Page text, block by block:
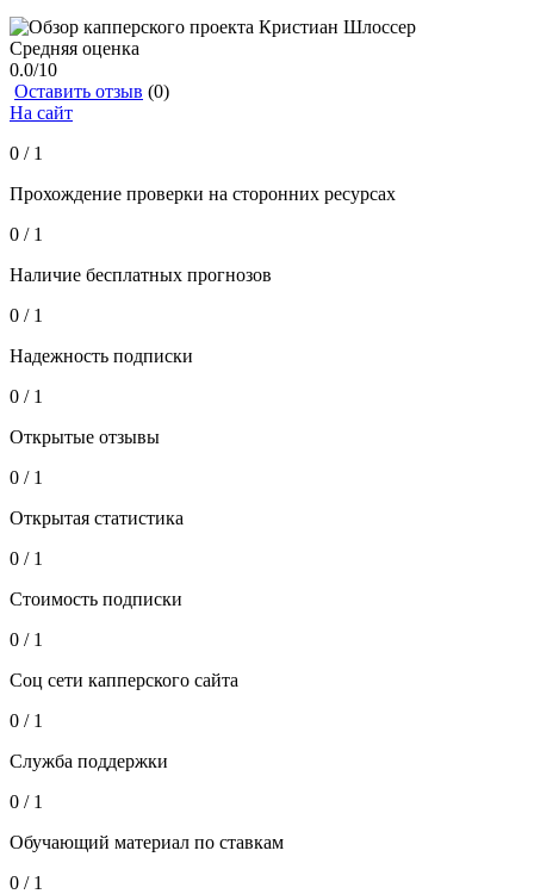
Средняя оценка
0.0/10
Оставить отзыв (0)
На сайт
0 / 1
Прохождение проверки на сторонних ресурсах
0 / 1
Наличие бесплатных прогнозов
0 / 1
Надежность подписки
0 / 1
Открытые отзывы
0 / 1
Открытая статистика
0 / 1
Стоимость подписки
0 / 1
Соц сети капперского сайта
0 / 1
Служба поддержки
0 / 1
Обучающий материал по ставкам
0 / 1